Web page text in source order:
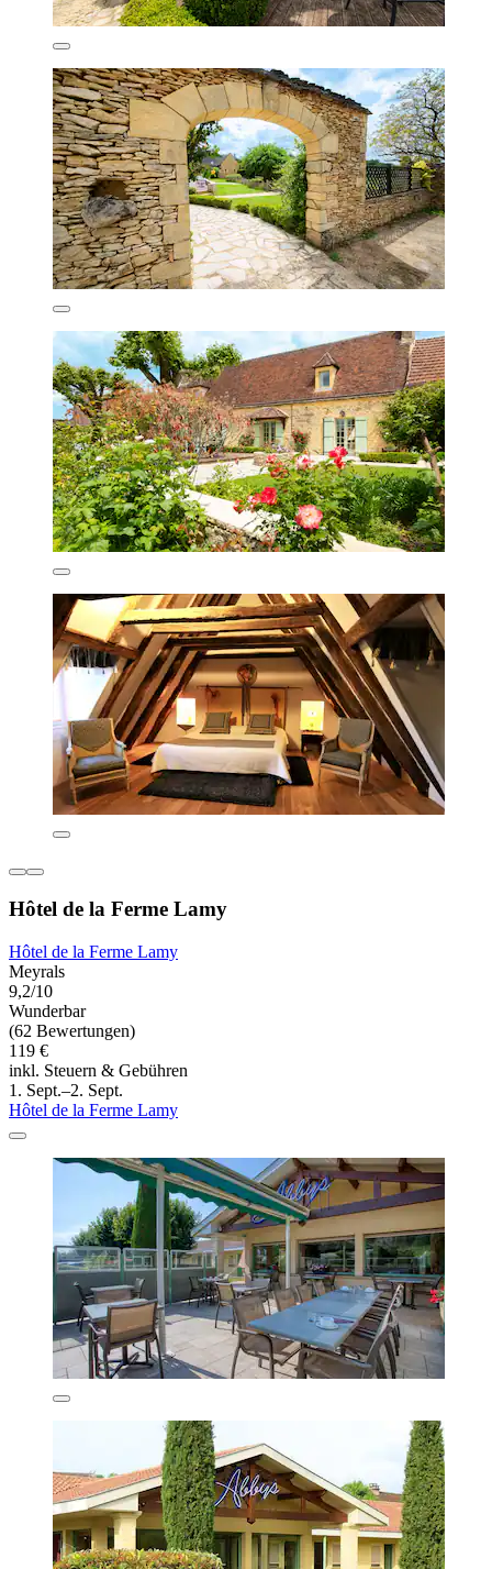
Hôtel de la Ferme Lamy
Hôtel de la Ferme Lamy
Meyrals
9,2/10
Wunderbar
(62 Bewertungen)
119 €
inkl. Steuern & Gebühren
1. Sept.–2. Sept.
Hôtel de la Ferme Lamy